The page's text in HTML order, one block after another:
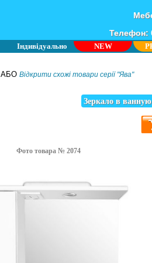
Телефон:
Індивідуально NEW
АБО Відкрити схожі товари серії "Ява"
Зеркало в
Фото товара № 2074